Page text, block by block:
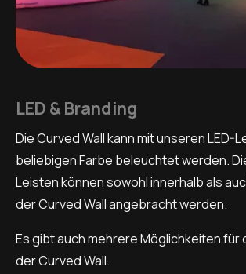
LED & Branding
Die Curved Wall kann mit unseren LED-
beliebigen Farbe beleuchtet werden.
Leisten können sowohl innerhalb als
der Curved Wall angebracht werden.
Es gibt auch mehrere Möglichkeiten für
der Curved Wall.